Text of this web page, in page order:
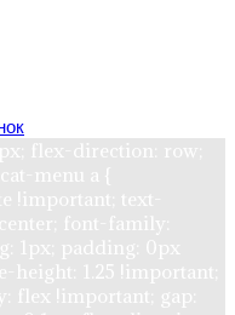
flex-direction: row;
menu a {
!important; text-
font-family:
1px; padding: 0px
height: 1.25 !important;
flex !important; gap: